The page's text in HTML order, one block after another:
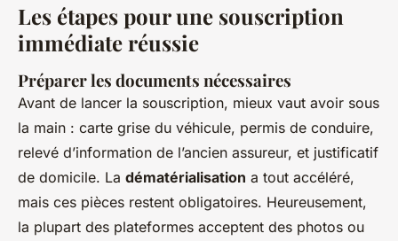
Les étapes pour une souscription
immédiate réussie
Préparer les documents nécessaires
Avant de lancer la souscription, mieux vaut avoir sous
la main : carte grise du véhicule, permis de conduire,
relevé d’information de l’ancien assureur, et justificatif
de domicile. La dématérialisation a tout accéléré,
mais ces pièces restent obligatoires. Heureusement,
la plupart des plateformes acceptent des photos ou